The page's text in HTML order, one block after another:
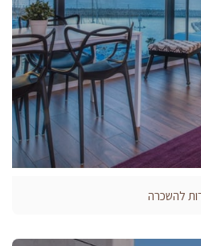
להשכרה